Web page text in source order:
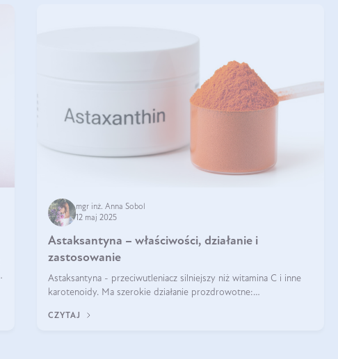
mgr inż. Anna Sobol
12 maj 2025
Astaksantyna – właściwości, działanie i
zastosowanie
Astaksantyna - przeciwutleniacz silniejszy niż witamina C i inne
karotenoidy. Ma szerokie działanie prozdrowotne:
CZYTAJ